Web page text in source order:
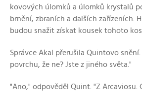
kovových úlomků a úlomků krystalů
brnění, zbraních a dalších zařízeních.
budou snažit získat kousek tohoto
Správce Akal přerušila Quintovo
povrchu, že ne? Jste z jiného světa."
"Ano," odpověděl Quint. "Z Arcaviosu.